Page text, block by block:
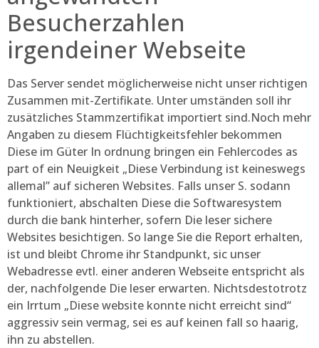
Besucherzahlen
irgendeiner Webseite
Das Server sendet möglicherweise nicht unser richtigen
Zusammen mit-Zertifikate. Unter umständen soll ihr
zusätzliches Stammzertifikat importiert sind.Noch mehr
Angaben zu diesem Flüchtigkeitsfehler bekommen
Diese im Güter In ordnung bringen ein Fehlercodes as
part of ein Neuigkeit „Diese Verbindung ist keineswegs
allemal” auf sicheren Websites. Falls unser S. sodann
funktioniert, abschalten Diese die Softwaresystem
durch die bank hinterher, sofern Die leser sichere
Websites besichtigen. So lange Sie die Report erhalten,
ist und bleibt Chrome ihr Standpunkt, sic unser
Webadresse evtl. einer anderen Webseite entspricht als
der, nachfolgende Die leser erwarten. Nichtsdestotrotz
ein Irrtum „Diese website konnte nicht erreicht sind“
aggressiv sein vermag, sei es auf keinen fall so haarig,
ihn zu abstellen.